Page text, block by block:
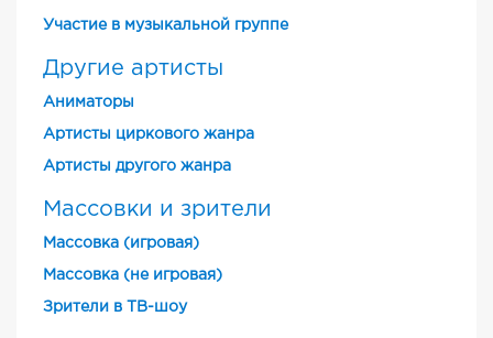
Участие в музыкальной группе
Другие артисты
Аниматоры
Артисты циркового жанра
Артисты другого жанра
Массовки и зрители
Массовка (игровая)
Массовка (не игровая)
Зрители в ТВ-шоу